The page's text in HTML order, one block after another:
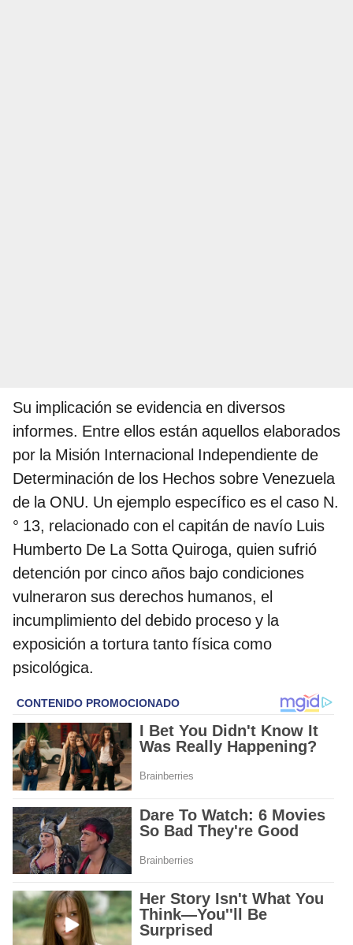
Su implicación se evidencia en diversos
informes. Entre ellos están aquellos elaborados
por la Misión Internacional Independiente de
Determinación de los Hechos sobre Venezuela
de la ONU. Un ejemplo específico es el caso N.
° 13, relacionado con el capitán de navío Luis
Humberto De La Sotta Quiroga, quien sufrió
detención por cinco años bajo condiciones
vulneraron sus derechos humanos, el
incumplimiento del debido proceso y la
exposición a tortura tanto física como
psicológica.